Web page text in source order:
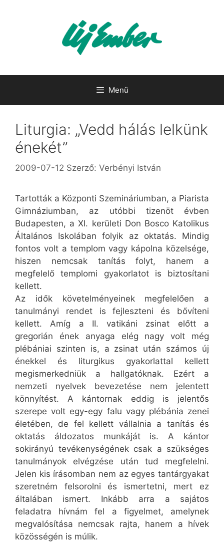
Menü
Liturgia: „Vedd hálás lelkünk
énekét”
2009-07-12 Szerző: Verbényi István
Tartották a Központi Szemináriumban, a Piarista
Gimnáziumban, az utóbbi tizenöt évben
Budapesten, a XI. kerületi Don Bosco Katolikus
Általános Iskolában folyik az oktatás. Mindig
fontos volt a templom vagy kápolna közelsége,
hiszen nemcsak tanítás folyt, hanem a
megfelelő templomi gyakorlatot is biztosítani
kellett.
Az idők követelményeinek megfelelően a
tanulmányi rendet is fejleszteni és bővíteni
kellett. Amíg a II. vatikáni zsinat előtt a
gregorián ének anyaga elég nagy volt még
plébániai szinten is, a zsinat után számos új
énekkel és liturgikus gyakorlattal kellett
megismerkedniük a hallgatóknak. Ezért a
nemzeti nyelvek bevezetése nem jelentett
könnyítést. A kántornak eddig is jelentős
szerepe volt egy-egy falu vagy plébánia zenei
életében, de fel kellett vállalnia a tanítás és
oktatás áldozatos munkáját is. A kántor
sokirányú tevékenységének csak a szükséges
tanulmányok elvégzése után tud megfelelni.
Jelen kis írásomban nem az egyes tantárgyakat
szeretném felsorolni és ismertetni, mert ez
általában ismert. Inkább arra a sajátos
feladatra hívnám fel a figyelmet, amelynek
megvalósítása nemcsak rajta, hanem a hívek
közösségén is múlik.